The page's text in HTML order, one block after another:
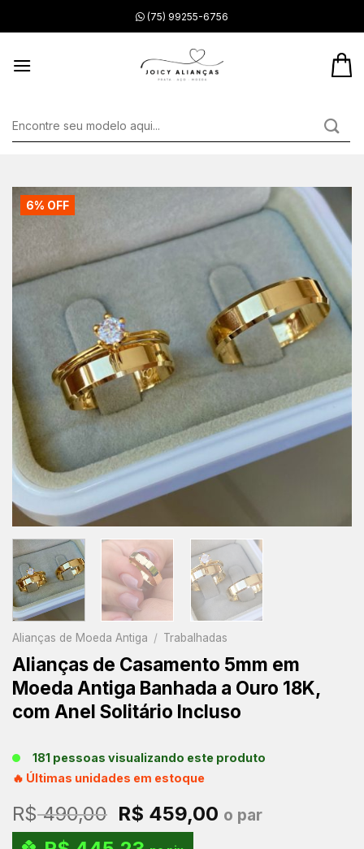
to
(75) 99255-6756
Pesquisar
6% OFF
Alianças de Moeda Antiga / Trabalhadas
Alianças de Casamento 5mm em
Moeda Antiga Banhada a Ouro 18K,
com Anel Solitário Incluso
181 pessoas visualizando este produto
🔥 Últimas unidades em estoque
R$490,00 O
preço
R$ 459,00 O
o par